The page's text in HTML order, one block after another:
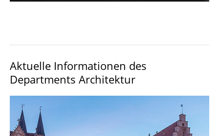
Aktuelle Informationen des
Departments Architektur